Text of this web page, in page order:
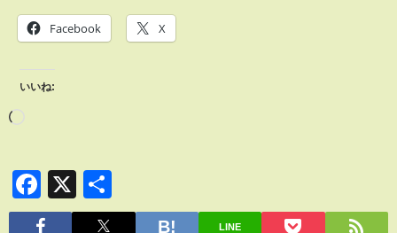
Facebook X
いいね:
Facebook
X
有
LINE